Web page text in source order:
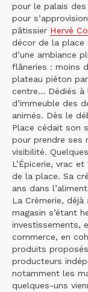
pour le palais
pour
pâtissier Hervé
décor de la place
d’une ambiance
flâneries : moins
plateau piéton
centre… Dédiés à
d’immeuble des
animés. Dès le
Place cédait son
pour prendre ses
visibilité.
L’Épicerie, vrac
de la place. Sa
ans dans
La Crèmerie, déjà
magasin s’étant
investissements,
commerce, en
produits
producteurs
notamment les
quelques-uns